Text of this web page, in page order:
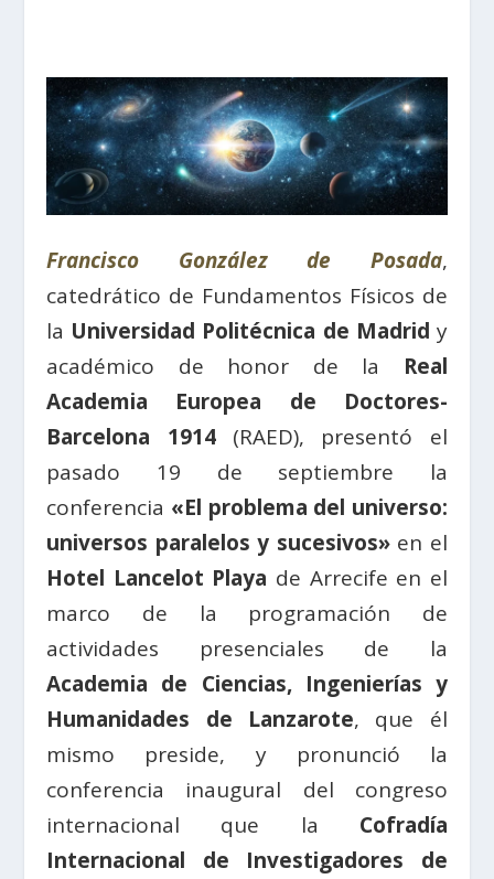
Francisco González de Posada,
catedrático de Fundamentos Físicos de
la Universidad Politécnica de Madrid y
académico de honor de la Real
Academia Europea de Doctores-
Barcelona 1914(RAED), presentó el
pasado 19 de septiembre la
conferencia «El problema del universo:
universos paralelos y sucesivos»en el
Hotel Lancelot Playa de Arrecife en el
marco de la programación de
actividades presenciales de la
Academia de Ciencias, Ingenierías y
Humanidades de Lanzarote, que él
mismo preside, y pronunció la
conferencia inaugural del congreso
internacional que la Cofradía
Internacional de Investigadores de